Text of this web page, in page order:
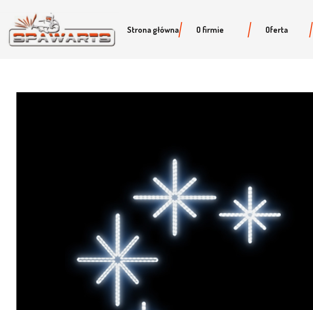
Strona główna O firmie Oferta